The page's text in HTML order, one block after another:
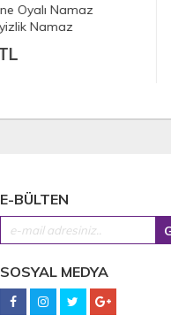
Petrol Mavi İğne Oyalı Namaz
Örtüsü - Çeyizlik Namaz
750.00 TL
E-BÜLTEN
SOSYAL MEDYA